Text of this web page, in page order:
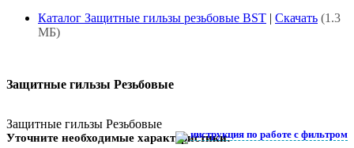
Каталог Защитные гильзы резьбовые BST | Скачать (1.3
МБ)
Защитные гильзы Резьбовые
Защитные гильзы Резьбовые
Уточните необходимые характеристики:инструкция по работе с фильтром